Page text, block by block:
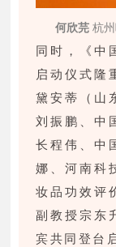
何欣芫 杭
同时，《中
启动仪式隆
黛安蒂（山
刘振鹏、中
长程伟、中
娜、河南科
妆品功效评
副教授宗东
宾共同登台